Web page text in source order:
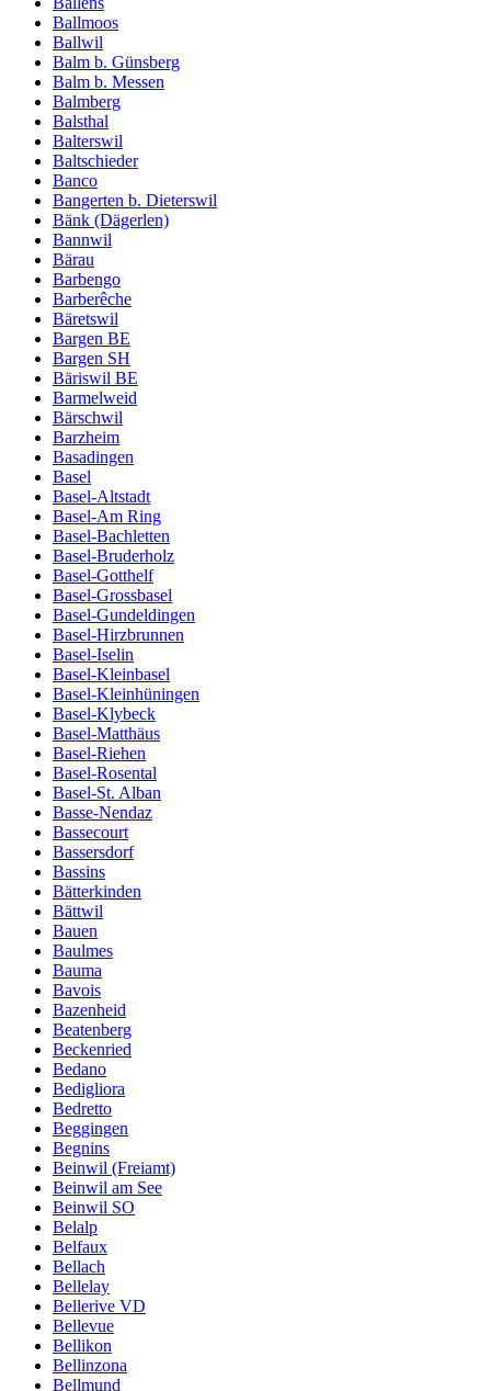
Ballmoos
Ballwil
Balm b. Günsberg
Balm b. Messen
Balmberg
Balsthal
Balterswil
Baltschieder
Banco
Bangerten b. Dieterswil
Bänk (Dägerlen)
Bannwil
Bärau
Barbengo
Barberêche
Bäretswil
Bargen BE
Bargen SH
Bäriswil BE
Barmelweid
Bärschwil
Barzheim
Basadingen
Basel
Basel-Altstadt
Basel-Am Ring
Basel-Bachletten
Basel-Bruderholz
Basel-Gotthelf
Basel-Grossbasel
Basel-Gundeldingen
Basel-Hirzbrunnen
Basel-Iselin
Basel-Kleinbasel
Basel-Kleinhüningen
Basel-Klybeck
Basel-Matthäus
Basel-Riehen
Basel-Rosental
Basel-St. Alban
Basse-Nendaz
Bassecourt
Bassersdorf
Bassins
Bätterkinden
Bättwil
Bauen
Baulmes
Bauma
Bavois
Bazenheid
Beatenberg
Beckenried
Bedano
Bedigliora
Bedretto
Beggingen
Begnins
Beinwil (Freiamt)
Beinwil am See
Beinwil SO
Belalp
Belfaux
Bellach
Bellelay
Bellerive VD
Bellevue
Bellikon
Bellinzona
Bellmund